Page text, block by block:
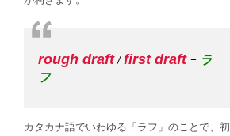
rough draft/ first draft = ラ
フ
カタカナ語でいわゆる「ラフ」のことで、初